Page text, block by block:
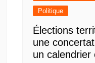
Politique
Élections
une
un calendrier